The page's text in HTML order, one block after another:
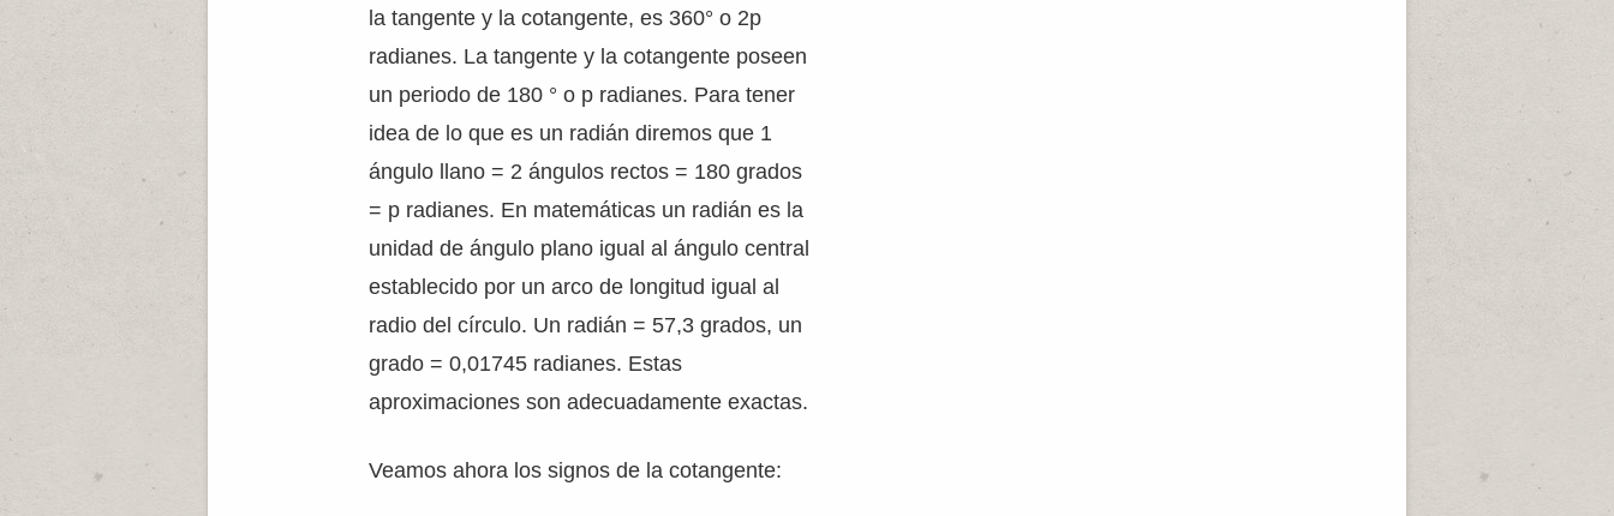
la tangente y la cotangente, es 360° o 2p
radianes. La tangente y la cotangente poseen
un periodo de 180 ° o p radianes. Para tener
idea de lo que es un radián diremos que 1
ángulo llano = 2 ángulos rectos = 180 grados
= p radianes. En matemáticas un radián es la
unidad de ángulo plano igual al ángulo central
establecido por un arco de longitud igual al
radio del círculo. Un radián = 57,3 grados, un
grado = 0,01745 radianes. Estas
aproximaciones son adecuadamente exactas.
Veamos ahora los signos de la cotangente: